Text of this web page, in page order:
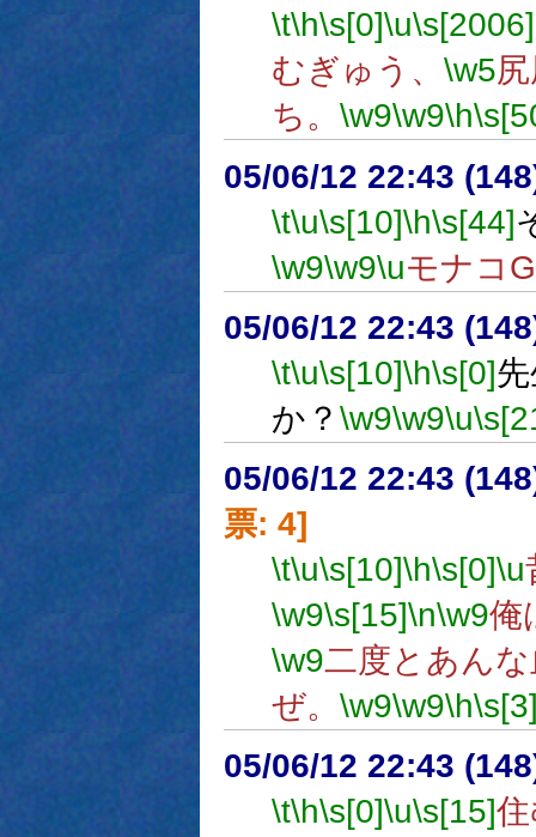
\t\h\s[0]\u\s[2006]
むぎゅう、 \w5
ち。 \w9\w9\h
05/06/12 22:43
\t\u\s[10]\h\s[44]
\w9\w9\uモナコ
05/06/12 22:43
\t\u\s[10]\h\s[0]
か？ \w9\w9\u
05/06/12 22:43
票: 4]
\t\u\s[10]\h\s[0]\u
\w9\s[15]\n\w9俺
\w9二度とあん
ぜ。 \w9\w9\h
05/06/12 22:43
\t\h\s[0]\u\s[15]